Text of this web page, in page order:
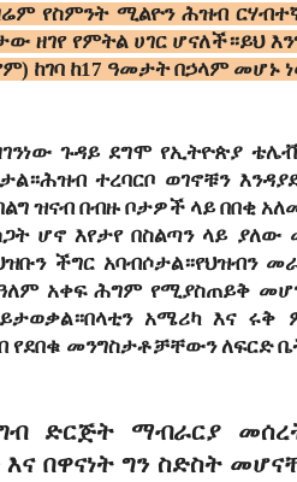
የስምንት ሚልዮን ሕዝብ
ዘገየ የምትል ሀገር ሆናለች።ይህ
ከገባ ከ17 ዓመታት በኃላም መሆኑ
ጉዳይ ደግሞ የኢትዮጵያ
ተረባርቦ ወገኖቹን
ዝናብ በብዙ ቦታዎች ላይ በበቂ
ሆኖ እየታየ በስልጣን ላይ
ችግር አባብሶታል።የህዝብን
አቀፍ ሕግም የሚያስጠይቅ
አሜሪካ እና ሩቅ
የደበቁ መንግስታቶቻቸውን ለፍርድ
ድርጅት ማብራርያ
በዋናነት ግን ስድስት